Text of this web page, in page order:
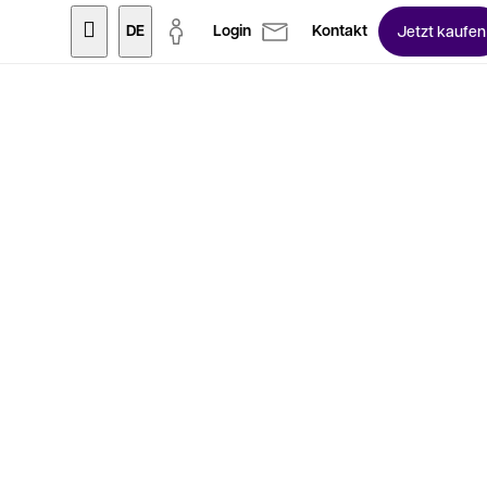
DE Login Kontakt Jetzt kaufen